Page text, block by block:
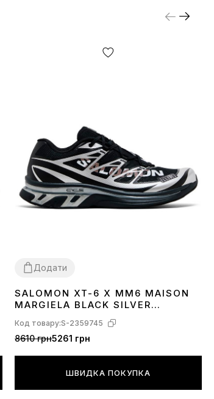
Додати
4041 42 43
SALOMON XT-6 X MM6 MAISON
MARGIELA BLACK SILVER
PHANTOM L49107000
Код товару:S-2359745
8610 грн5261 грн
ШВИДКА ПОКУПКА